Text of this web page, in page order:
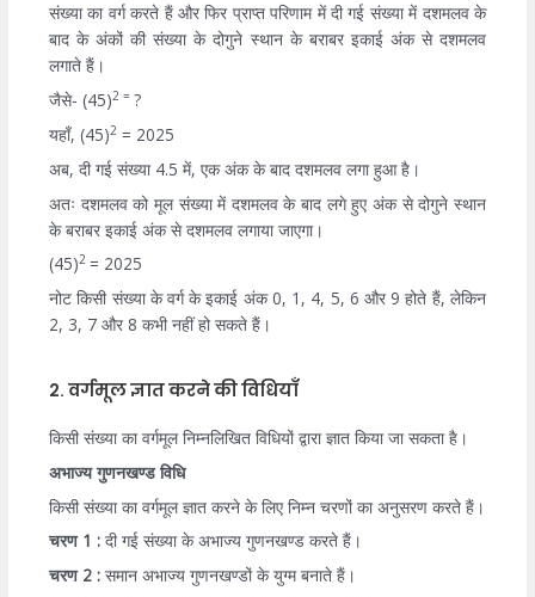
संख्या का वर्ग करते हैं और फिर प्राप्त परिणाम में दी गई संख्या में दशमलव के
बाद के अंकों की संख्या के दोगुने स्थान के बराबर इकाई अंक से दशमलव
लगाते हैं।
जैसे- (45)2 =?
यहाँ, (45)2 = 2025
अब, दी गई संख्या 4.5 में, एक अंक के बाद दशमलव लगा हुआ है।
अतः दशमलव को मूल संख्या में दशमलव के बाद लगे हुए अंक से दोगुने स्थान
के बराबर इकाई अंक से दशमलव लगाया जाएगा।
(45)2= 2025
नोट किसी संख्या के वर्ग के इकाई अंक 0, 1, 4, 5, 6 और 9 होते हैं, लेकिन
2, 3, 7 और 8 कभी नहीं हो सकते हैं।
2. वर्गमूल ज्ञात करने की विधियाँ
किसी संख्या का वर्गमूल निम्नलिखित विधियों द्वारा ज्ञात किया जा सकता है।
अभाज्य गुणनखण्ड विधि
किसी संख्या का वर्गमूल ज्ञात करने के लिए निम्न चरणों का अनुसरण करते हैं।
चरण 1 : दी गई संख्या के अभाज्य गुणनखण्ड करते हैं।
चरण 2 : समान अभाज्य गुणनखण्डों के युग्म बनाते हैं।